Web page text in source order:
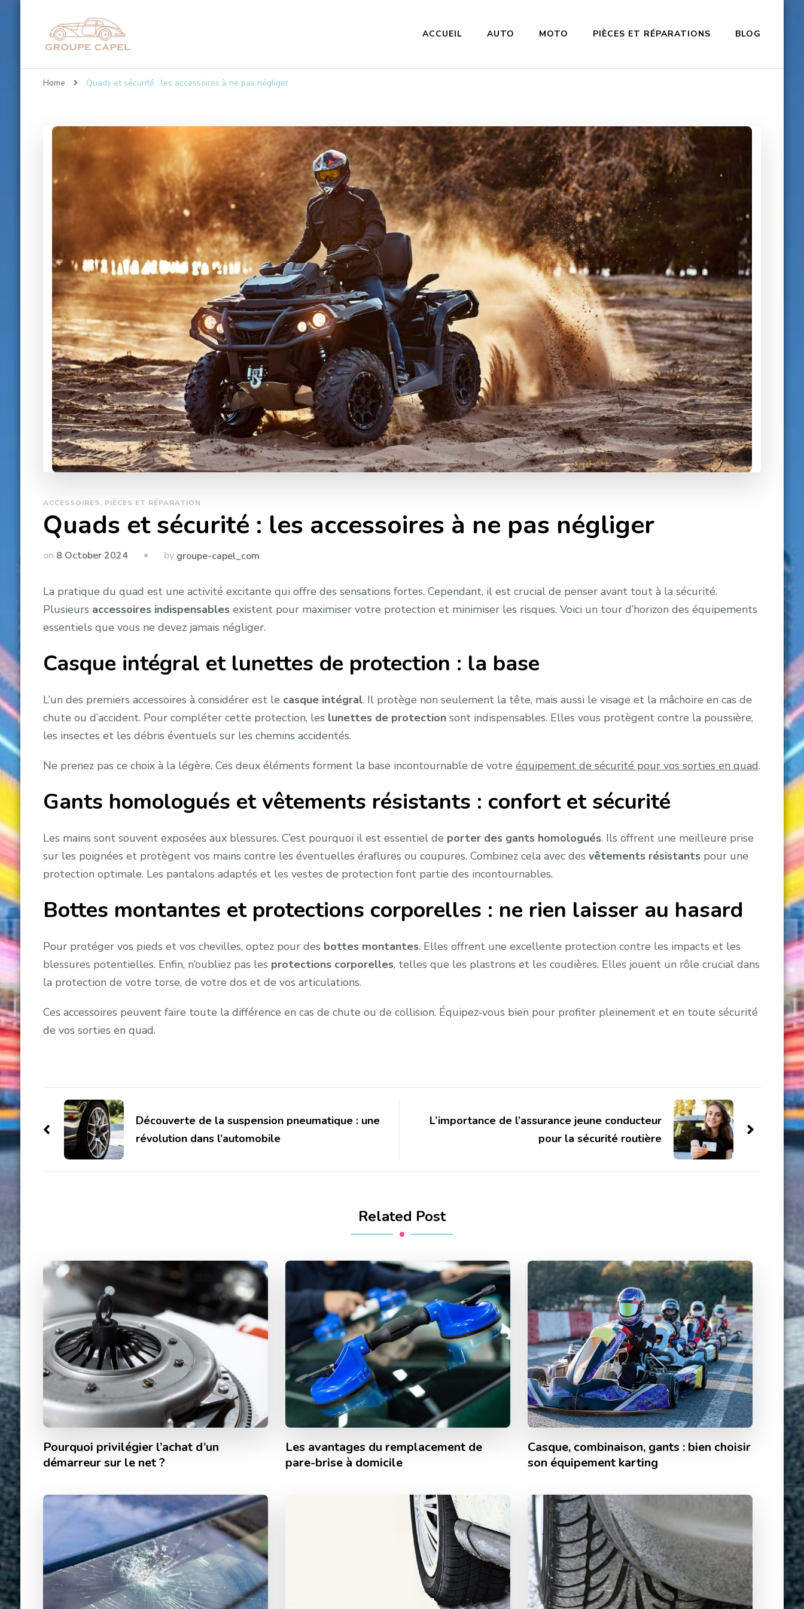
Groupe-capel.com
ACCUEIL AUTO MOTO PIÈCES ET RÉPARATIONS BLOG
Home Quads et sécurité : les accessoires à ne pas négliger
ACCESSOIRES, PIÈCES ET RÉPARATION
Quads et sécurité : les accessoires à ne pas négliger
on 8 October 2024 by groupe-capel_com
La pratique du quad est une activité excitante qui offre des sensations fortes. Cependant, il est crucial de penser avant tout à la sécurité.
Plusieurs accessoires indispensablesexistent pour maximiser votre protection et minimiser les risques. Voici un tour d’horizon des équipements
essentiels que vous ne devez jamais négliger.
Casque intégral et lunettes de protection : la base
L’un des premiers accessoires à considérer est le casque intégral. Il protège non seulement la tête, mais aussi le visage et la mâchoire en cas de
chute ou d’accident. Pour compléter cette protection, les lunettes de protectionsont indispensables. Elles vous protègent contre la poussière,
les insectes et les débris éventuels sur les chemins accidentés.
Ne prenez pas ce choix à la légère. Ces deux éléments forment la base incontournable de votre équipement de sécurité pour vos sorties en quad.
Gants homologués et vêtements résistants : confort et sécurité
Les mains sont souvent exposées aux blessures. C’est pourquoi il est essentiel de porter des gants homologués. Ils offrent une meilleure prise
sur les poignées et protègent vos mains contre les éventuelles éraflures ou coupures. Combinez cela avec des vêtements résistantspour une
protection optimale. Les pantalons adaptés et les vestes de protection font partie des incontournables.
Bottes montantes et protections corporelles : ne rien laisser au hasard
Pour protéger vos pieds et vos chevilles, optez pour des bottes montantes. Elles offrent une excellente protection contre les impacts et les
blessures potentielles. Enfin, n’oubliez pas les protections corporelles, telles que les plastrons et les coudières. Elles jouent un rôle crucial dans
la protection de votre torse, de votre dos et de vos articulations.
Ces accessoires peuvent faire toute la différence en cas de chute ou de collision. Équipez-vous bien pour profiter pleinement et en toute sécurité
de vos sorties en quad.
Post
NavigationDécouverte de la suspension pneumatique : une
révolution dans l’automobile
L’importance de l’assurance jeune conducteur
pour la sécurité routière
Related Post
Pourquoi privilégier l’achat d’un
démarreur sur le net ?
Les avantages du remplacement de
pare-brise à domicile
Casque, combinaison, gants : bien choisir
son équipement karting